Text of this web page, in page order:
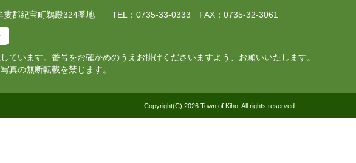
婁郡紀宝町鵜殿324番地 TEL：0735-33-0333 FAX：0735-32-3061
ています。番号をお確かめのうえお掛けくださいますよう、お願いいたします。
真の無断転載を禁じます。
Copyright(C) 2026 Town of Kiho, All rights reserved.